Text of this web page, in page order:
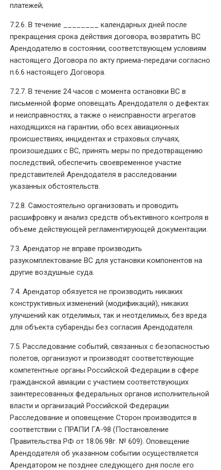
платежей;
7.2.6. В течение ________ календарных дней после
прекращения срока действия договора, возвратить ВС
Арендодателю в состоянии, соответствующем условиям
настоящего Договора по акту приема-передачи согласно
п.6.6 настоящего Договора.
7.2.7. В течение 24 часов с момента остановки ВС в
письменной форме оповещать Арендодателя о дефектах
и неисправностях, а также о неисправности агрегатов
находящихся на гарантии, обо всех авиационных
происшествиях, инцидентах и страховых случаях,
произошедших с ВС, принять меры по предотвращению
последствий, обеспечить своевременное участие
представителей Арендодателя в расследовании
указанных обстоятельств.
7.2.8. Самостоятельно организовать и проводить
расшифровку и анализ средств объективного контроля в
объеме действующей регламентирующей документации.
7.3. Арендатор не вправе производить
разукомплектование ВС для установки компонентов на
другие воздушные суда.
7.4. Арендатор обязуется не производить никаких
конструктивных изменений (модификаций), никаких
улучшений как отделимых, так и неотделимых, без вреда
для объекта субаренды без согласия Арендодателя.
7.5. Расследование событий, связанных с безопасностью
полетов, организуют и производят соответствующие
компетентные органы Российской Федерации в сфере
гражданской авиации с участием соответствующих
заинтересованных федеральных органов исполнительной
власти и организаций Российской Федерации.
Расследование и оповещение Сторон производится в
соответствии с ПРАПИ ГА-98 (Постановление
Правительства РФ от 18.06.98г. № 609). Оповещение
Арендодателя об указанном событии осуществляется
Арендатором не позднее следующего дня после его